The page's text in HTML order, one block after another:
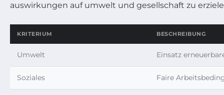
KRITERIUM BESCHREIBUNG
Umwelt Einsatz
Soziales Faire